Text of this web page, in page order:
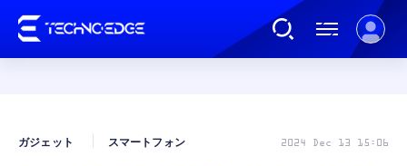
ガジェット スマートフォン 2024 Dec 13 15:06